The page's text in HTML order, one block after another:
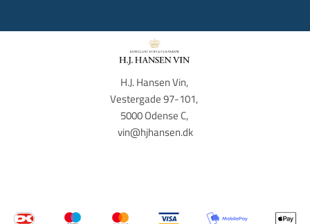
H.J. Hansen Vin,
Vestergade 97-101,
5000 Odense C,
vin@hjhansen.dk